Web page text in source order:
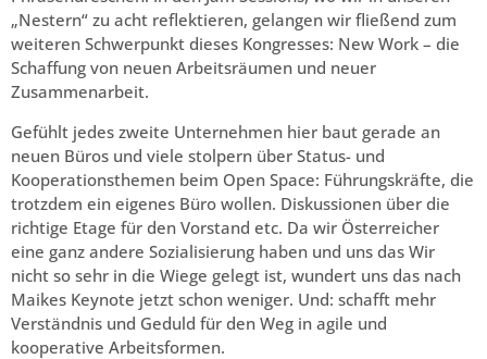
„Nestern“ zu acht reflektieren, gelangen wir fließend zum
weiteren Schwerpunkt dieses Kongresses: New Work – die
Schaffung von neuen Arbeitsräumen und neuer
Zusammenarbeit.
Gefühlt jedes zweite Unternehmen hier baut gerade an
neuen Büros und viele stolpern über Status- und
Kooperationsthemen beim Open Space: Führungskräfte, die
trotzdem ein eigenes Büro wollen. Diskussionen über die
richtige Etage für den Vorstand etc. Da wir Österreicher
eine ganz andere Sozialisierung haben und uns das Wir
nicht so sehr in die Wiege gelegt ist, wundert uns das nach
Maikes Keynote jetzt schon weniger. Und: schafft mehr
Verständnis und Geduld für den Weg in agile und
kooperative Arbeitsformen.